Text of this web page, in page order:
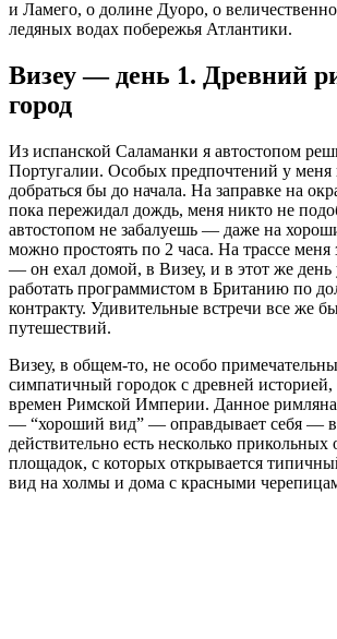
и Ламего, о долине Дуоро, о
ледяных водах побережья Атлантики.
Визеу — день 1. Древний
город
Из испанской Саламанки я автостопом
Португалии. Особых предпочтений у
добраться бы до начала. На заправке на
пока пережидал дождь, меня никто не
автостопом не забалуешь — даже на
можно простоять по 2 часа. На трассе меня
— он ехал домой, в Визеу, и в этот же день
работать программистом в Британию по
контракту. Удивительные встречи все же
путешествий.
Визеу, в общем-то, не особо
симпатичный городок с древней
времен Римской Империи. Данное
— “хороший вид” — оправдывает себя — в
действительно есть несколько прикольных
площадок, с которых открывается
вид на холмы и дома с красными